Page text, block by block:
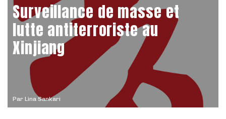
Par Lina Sankari
Surveillance de masse et
lutte antiterroriste au
Xinjiang